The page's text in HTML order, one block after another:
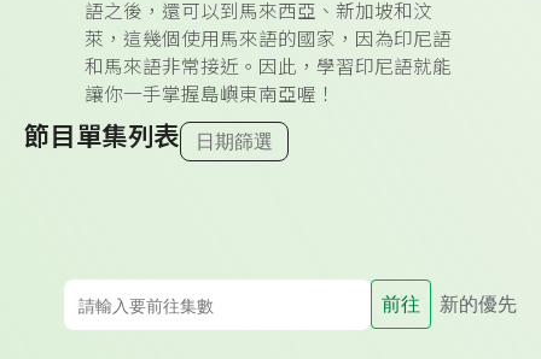
語之後，還可以到馬來西亞、新加坡和汶
萊，這幾個使用馬來語的國家，因為印尼語
和馬來語非常接近。因此，學習印尼語就能
讓你一手掌握島嶼東南亞喔！
節目單集列表 日期篩選
前往 新的優先